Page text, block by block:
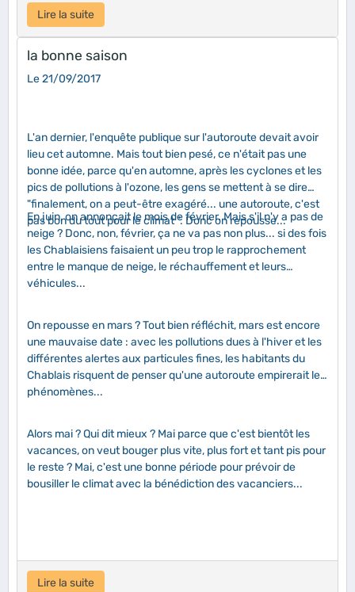
Lire la suite
la bonne saison
Le 21/09/2017
L'an dernier, l'enquête publique sur l'autoroute devait avoir
lieu cet automne. Mais tout bien pesé, ce n'était pas une
bonne idée, parce qu'en automne, après les cyclones et les
pics de pollutions à l'ozone, les gens se mettent à se dire
"finalement, on a peut-être exagéré... une autoroute, c'est
pas bon du tout pour le climat ". Donc on repousse...
En juin, on annonçait le mois de février. Mais s'il n'y a pas de
neige ? Donc, non, février, ça ne va pas non plus... si des fois
les Chablaisiens faisaient un peu trop le rapprochement
entre le manque de neige, le réchauffement et leurs
véhicules...
On repousse en mars ? Tout bien réfléchit, mars est encore
une mauvaise date : avec les pollutions dues à l'hiver et les
différentes alertes aux particules fines, les habitants du
Chablais risquent de penser qu'une autoroute empirerait les
phénomènes...
Alors mai ? Qui dit mieux ? Mai parce que c'est bientôt les
vacances, on veut bouger plus vite, plus fort et tant pis pour
le reste ? Mai, c'est une bonne période pour prévoir de
bousiller le climat avec la bénédiction des vacanciers...
Lire la suite